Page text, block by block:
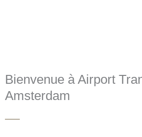
Bienvenue à Airport
Amsterdam